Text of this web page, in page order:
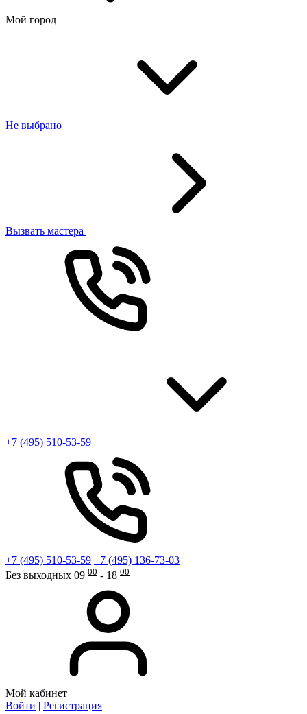
Мой город
Не выбрано
Вызвать мастера
+7 (495) 510-53-59
+7 (495) 510-53-59 +7 (495) 136-73-03
Без выходных 09 00 - 18 00
Мой кабинет
Войти | Регистрация